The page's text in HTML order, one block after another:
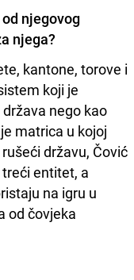
njegovog
njega?
kantone, torove i
koji je
nego kao
matrica u kojoj
državu, Čović
entitet, a
na igru u
od čovjeka